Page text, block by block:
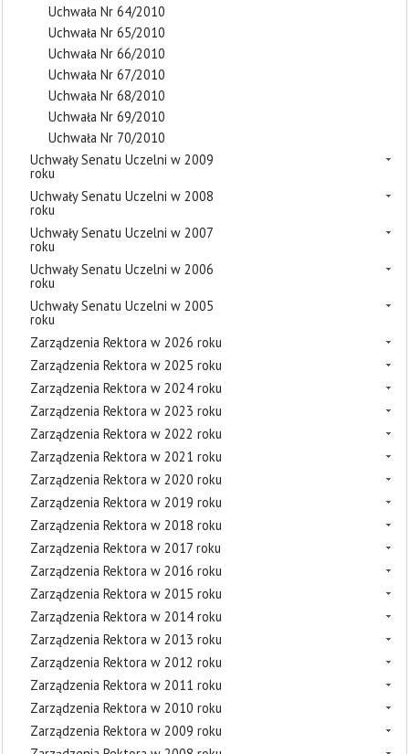
Uchwała Nr 64/2010
Uchwała Nr 65/2010
Uchwała Nr 66/2010
Uchwała Nr 67/2010
Uchwała Nr 68/2010
Uchwała Nr 69/2010
Uchwała Nr 70/2010
Uchwały Senatu Uczelni w 2009
roku
Uchwały Senatu Uczelni w 2008
roku
Uchwały Senatu Uczelni w 2007
roku
Uchwały Senatu Uczelni w 2006
roku
Uchwały Senatu Uczelni w 2005
roku
Zarządzenia Rektora w 2026 roku
Zarządzenia Rektora w 2025 roku
Zarządzenia Rektora w 2024 roku
Zarządzenia Rektora w 2023 roku
Zarządzenia Rektora w 2022 roku
Zarządzenia Rektora w 2021 roku
Zarządzenia Rektora w 2020 roku
Zarządzenia Rektora w 2019 roku
Zarządzenia Rektora w 2018 roku
Zarządzenia Rektora w 2017 roku
Zarządzenia Rektora w 2016 roku
Zarządzenia Rektora w 2015 roku
Zarządzenia Rektora w 2014 roku
Zarządzenia Rektora w 2013 roku
Zarządzenia Rektora w 2012 roku
Zarządzenia Rektora w 2011 roku
Zarządzenia Rektora w 2010 roku
Zarządzenia Rektora w 2009 roku